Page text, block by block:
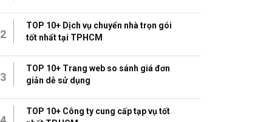
2
TOP 10+ Dịch vụ chuyển nhà trọn gói
tốt nhất tại TPHCM
3
TOP 10+ Trang web so sánh giá đơn
giản dễ sử dụng
TOP 10+ Công ty cung cấp tạp vụ tốt